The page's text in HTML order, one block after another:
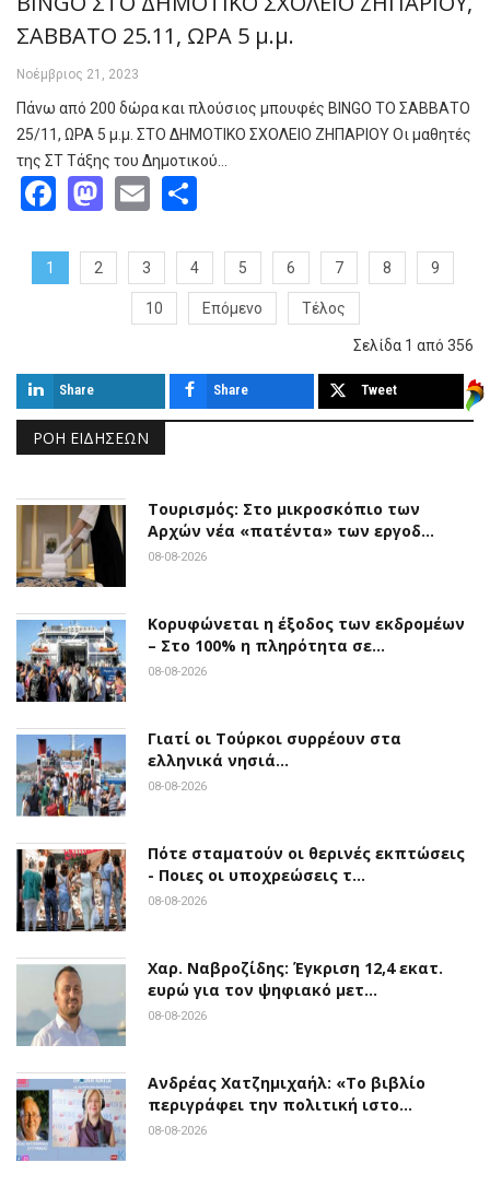
ΣΑΒΒΑΤΟ 25.11, ΩΡΑ 5 μ.μ.
Νοέμβριος 21, 2023
Πάνω από 200 δώρα και πλούσιος μπουφές BINGO TO ΣΑΒΒΑΤΟ
25/11, ΩΡΑ 5 μ.μ. ΣΤΟ ΔΗΜΟΤΙΚΟ ΣΧΟΛΕΙΟ ΖΗΠΑΡΙΟΥ Οι μαθητές
της ΣΤ Τάξης του Δημοτικού…
Facebook
Mastodon
Email
1 2 3 4 5 6 7 8 9
10 Επόμενο Τέλος
Σελίδα 1 από 356
Share Share Tweet
ΡΟΉ ΕΙΔΉΣΕΩΝ
Τουρισμός: Στο μικροσκόπιο των
Αρχών νέα «πατέντα» των εργοδ…
08-08-2026
Κορυφώνεται η έξοδος των εκδρομέων
– Στο 100% η πληρότητα σε…
08-08-2026
Γιατί οι Τούρκοι συρρέουν στα
ελληνικά νησιά…
08-08-2026
Πότε σταματούν οι θερινές εκπτώσεις
- Ποιες οι υποχρεώσεις τ…
08-08-2026
Χαρ. Ναβροζίδης: Έγκριση 12,4 εκατ.
ευρώ για τον ψηφιακό μετ…
08-08-2026
Ανδρέας Χατζημιχαήλ: «Το βιβλίο
περιγράφει την πολιτική ιστο…
08-08-2026